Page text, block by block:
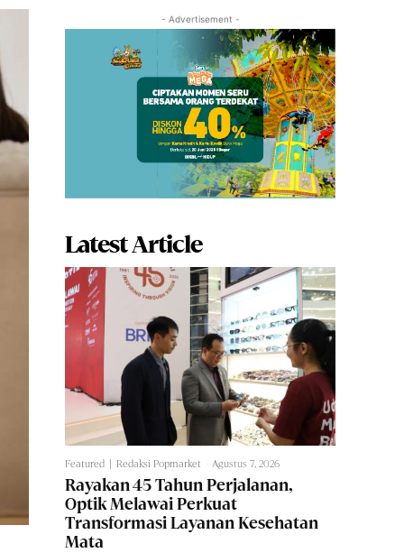
- Advertisement -
Latest Article
Featured Redaksi Popmarket Agustus 7, 2026
Rayakan 45 Tahun Perjalanan,
Optik Melawai Perkuat
Transformasi Layanan Kesehatan
Mata